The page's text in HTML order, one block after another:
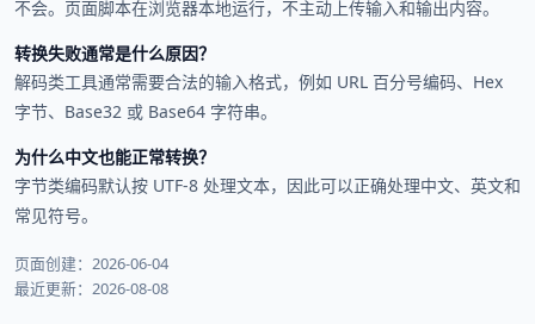
不会。页面脚本在浏览器本地运行，不主动上传输入和输出内容。
转换失败通常是什么原因？
解码类工具通常需要合法的输入格式，例如 URL 百分号编码、Hex
字节、Base32 或 Base64 字符串。
为什么中文也能正常转换？
字节类编码默认按 UTF-8 处理文本，因此可以正确处理中文、英文和
常见符号。
页面创建：2026-06-04
最近更新：2026-08-08